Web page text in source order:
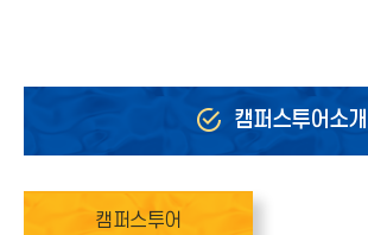
캠퍼스투어소개
캠퍼스투어